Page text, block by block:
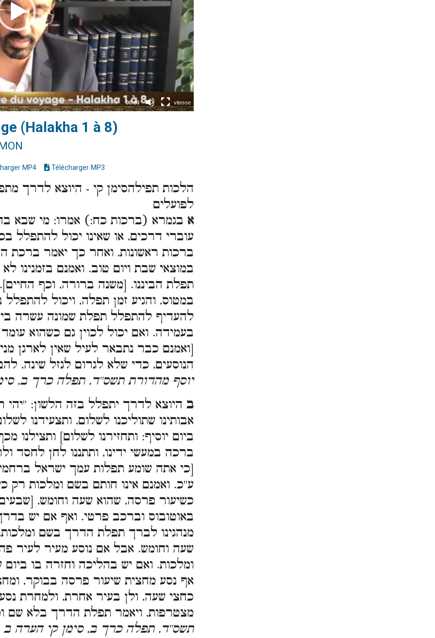
(Halakha 1 à 8)
MP4 Télécharger MP3
הלכות תפילהסימן קי - היוצא לדרך
לפועלים
א בגמרא (ברכות כח:) אמרו: מי שבא
עוברי דרכים, או שאינו יכול להתפלל
ברכות ראשונות, ואחר כך יאמר ברכת
במוצאי שבת ויום טוב. ואמנם בזמנינו
תפלת הביננו. [משנה ברורה, וכף
במטוס, והגיע זמן תפלה, ויכול להתפלל
להעדיף להתפלל תפלת שמונה עשרה
בעמידה. ואם יכול לכוין גם כשהוא
[ואמנם כבר נתבאר לעיל שאין לארגן
הנוסעים, כדי שלא לגרום לגזל שינה,
יוסף מהדורת תשס''ד, תפלה כרך ב,
ב היוצא לדרך יתפלל בזה הלשון: ''יהי
אבותינו שתוליכנו לשלום, ותצעידנו
ביום יוסיף: ותחזירנו לשלום] ותצילנו
ברכה במעשי ידינו, ותתננו לחן לחסד
[כי אתה שומע תפלות עמך ישראל
ע''כ. ואמנם אינו חותם בשם ומלכות רק
כשיעור פרסה, שהוא שעה וחומש,
באוטובוס וברכב פרטי. ואף אם יש
מנהגינו לברך תפלת הדרך בשם
שעה וחומש. אבל אם נוסע מעיר לעיר
ומלכות. ואם יש בהליכה וחזרה בו
אף נסע מחצית שיעור פרסה בבוקר,
כחצי שעה, ולן בעיר אחרת, ולמחרת
מצטרפות, ויאמר תפלת הדרך בלא שם
תשס''ד, תפלה כרך ב, סימן קי הערה ב